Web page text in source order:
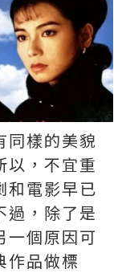
同樣的美貌
以，不宜重
和電影早已
過，除了是
一個原因可
作品做標